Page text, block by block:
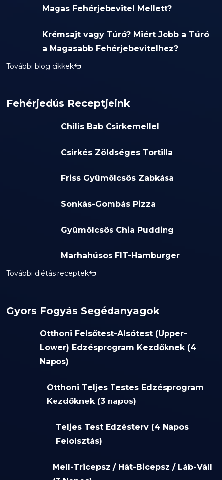
Magas Fehérjebevitel Mellett?
Krémsajt vagy Túró? Miért Jobb a Túró
a Magasabb Fehérjebevitelhez?
További blog cikkek
Fehérjedús Receptjeink
Chilis Bab Csirkemellel
Csirkés Zöldséges Tortilla
Friss Gyümölcsös Zabkása
Sonkás-Gombás Pizza
Gyümölcsös Chia Pudding
Marhahúsos FIT-Hamburger
További diétás receptek
Gyors Fogyás Segédanyagok
Otthoni Felsőtest-Alsótest (Upper-
Lower) Edzésprogram Kezdőknek (4
Napos)
Otthoni Teljes Testes Edzésprogram
Kezdőknek (3 napos)
Teljes Test Edzésterv (4 Napos
Felolsztás)
Mell-Tricepsz / Hát-Bicepsz / Láb-Váll